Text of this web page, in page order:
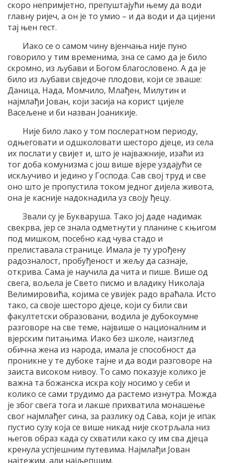
скоро непримјетно, препуштајући њему да води
главну ријеч, а он је то умио – и да води и да цијени
тај њен гест.
Иако се о самом чину вјенчања није пуно
говорило у тим временима, зна се само да је било
скромно, из љубави и Богом благословено. А да је
било из љубави свједоче плодови, који се зваше:
Даница, Нада, Момчило, Млађен, Милутин и
најмлађи Јован, који засија на корист цијеле
Васељене и би назван Јоаникије.
Није било лако у том послератном периоду,
одњеговати и одшколовати шесторо дјеце, из села
их послати у свијет и, што је најважније, изаћи из
тог доба комунизма с још више вјере уздајући се
искључиво и једино у Господа. Сав свој труд и све
оно што је пропустила током једног дијела живота,
она је касније надокнадила уз своју ђецу.
Звали су је Букваруша. Тако јој даде надимак
свекрва, јер се знала одметнути у планине с књигом
под мишком, посебно кад чува стадо и
прелиставала странице. Имала је ту урођену
радозналост, пробуђеност и жељу да сазнаје,
открива. Сама је научила да чита и пише. Више од
свега, вољела је Свето писмо и владику Николаја
Велимировића, којима се увијек радо враћала. Исто
тако, са своје шесторо дјеце, који су били сви
факултетски образовани, водила је дубокоумне
разговоре на све теме, највише о националним и
вјерским питањима. Иако без школе, наизглед
обична жена из народа, имала је способност да
проникне у те дубоке тајне и да води разговоре на
заиста високом нивоу. То само показује колико је
важна та божанска искра коју носимо у себи и
колико се сами трудимо да растемо изнутра. Можда
је због свега тога и лакше прихватила монашење
свог најмлађег сина, за разлику од Сава, који је ипак
пустио сузу која се више никад није скотрљала низ
његов образ када су схватили како су им сва дјеца
кренула успјешним путевима. Најмлађи Јован
најтежим, али најљепшим.